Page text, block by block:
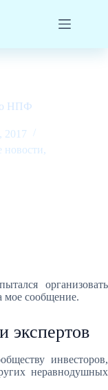
о НПФ
2017
,
организовать
сообщение.
инвесторов,
неравнодушных